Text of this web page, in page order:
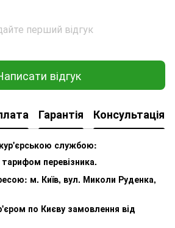
перший відгук
відгук
Гарантія Консультація
службою:
перевізника.
м. Київ, вул. Миколи Руденка,
по Києву замовлення від